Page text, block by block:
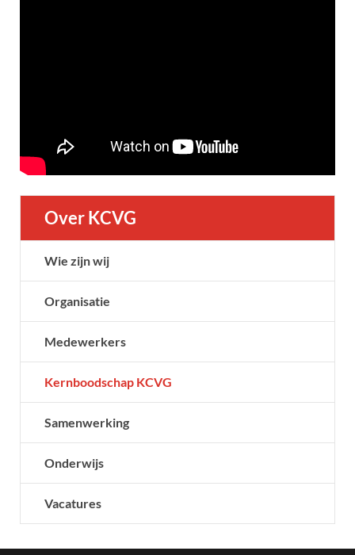
Over KCVG
Wie zijn wij
Organisatie
Medewerkers
Kernboodschap KCVG
Samenwerking
Onderwijs
Vacatures